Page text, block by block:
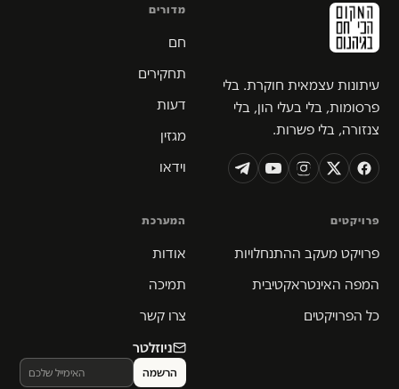
עיתונות עצמאית חוקרת. בלי
פרסומות, בלי בעלי הון, בלי
צנזורה, בלי פשרות.
מדורים
חם
תחקירים
דעות
מגזין
וידאו
פרויקטים
פרויקט מעקב ההתנחלויות
המפה האינטראקטיבית
כל הפרויקטים
המערכת
אודות
תמיכה
צרו קשר
ניוזלטר